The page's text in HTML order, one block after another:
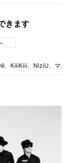
きます
、KiiiKiii、NiziU、マ